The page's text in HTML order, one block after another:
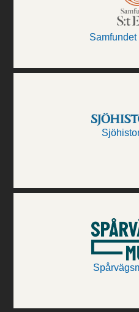
Samfundet